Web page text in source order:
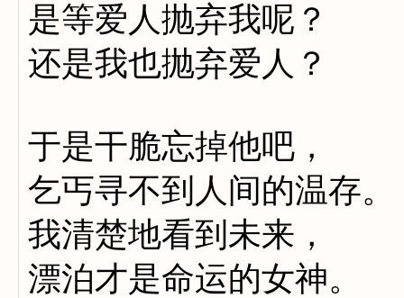
是等爱人抛弃我呢？
还是我也抛弃爱人？
于是干脆忘掉他吧，
乞丐寻不到人间的温存。
我清楚地看到未来，
漂泊才是命运的女神。